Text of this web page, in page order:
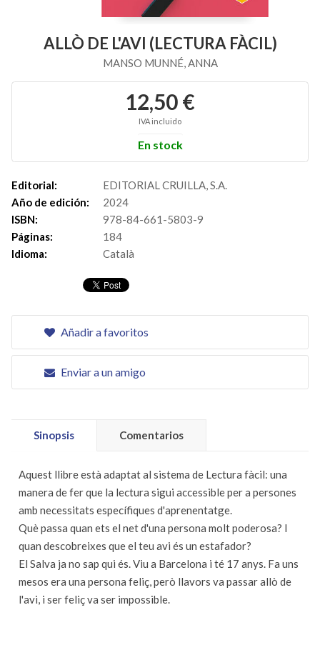
ALLÒ DE L'AVI (LECTURA FÀCIL)
MANSO MUNNÉ, ANNA
12,50 €
IVA incluido
En stock
Editorial:
EDITORIAL CRUILLA, S.A.
Año de edición:
2024
ISBN:
978-84-661-5803-9
Páginas:
184
Idioma:
Català
Añadir a favoritos
Enviar a un amigo
Sinopsis Comentarios
Aquest llibre està adaptat al sistema de Lectura fàcil: una
manera de fer que la lectura sigui accessible per a persones
amb necessitats específiques d'aprenentatge.
Què passa quan ets el net d'una persona molt poderosa? I
quan descobreixes que el teu avi és un estafador?
El Salva ja no sap qui és. Viu a Barcelona i té 17 anys. Fa uns
mesos era una persona feliç, però llavors va passar allò de
l'avi, i ser feliç va ser impossible.